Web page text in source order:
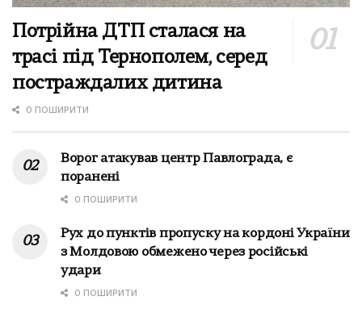
Потрійна ДТП сталася на
трасі під Тернополем, серед
постраждалих дитина
0 ПОШИРИТИ
Ворог атакував центр Павлограда, є
поранені
0 ПОШИРИТИ
Рух до пунктів пропуску на кордоні України
з Молдовою обмежено через російські
удари
0 ПОШИРИТИ